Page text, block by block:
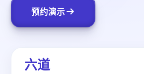
预约演示
六道